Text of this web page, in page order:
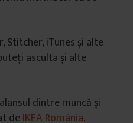
Stitcher, iTunes și alte
asculta și alte
dintre muncă și
de IKEA România.